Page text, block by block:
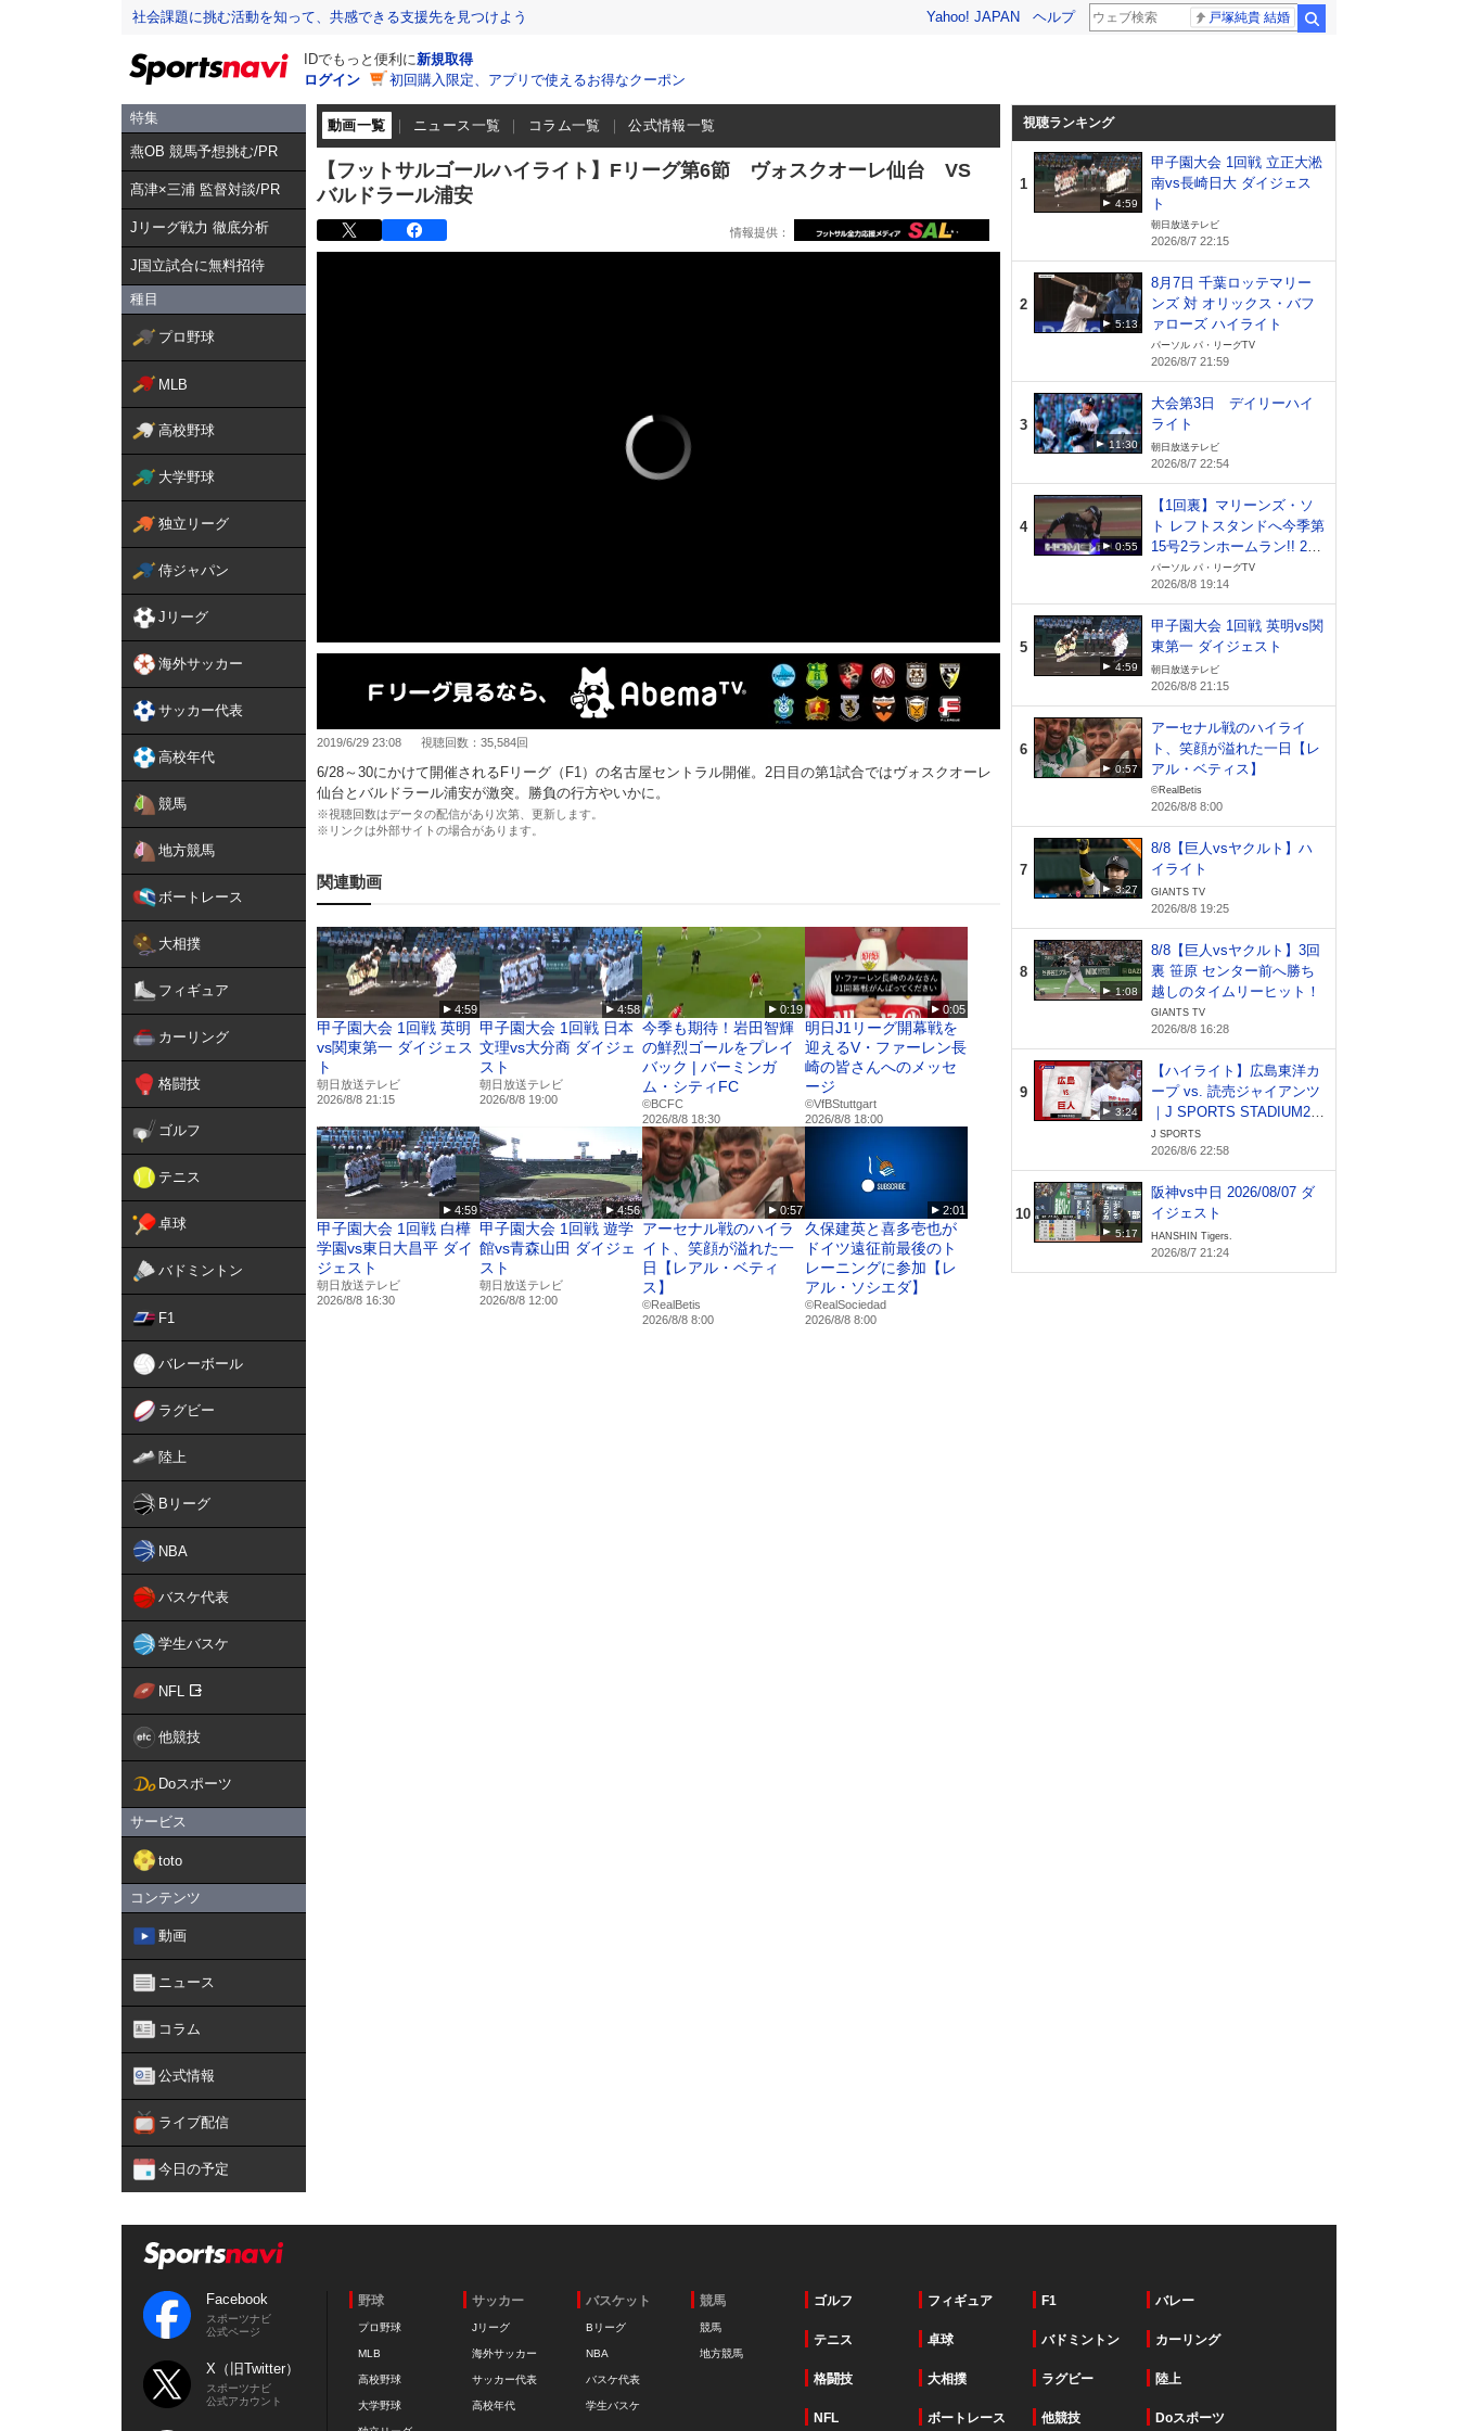
社会課題に挑む活動を知って、共感できる支援先を見つけよう Yahoo! JAPAN ヘルプ 戸塚純貴 結婚
IDでもっと便利に新規取得
ログイン
初回購入限定、アプリで使えるお得なクーポン
特集
燕OB 競馬予想挑む/PR
髙津×三浦 監督対談/PR
Jリーグ戦力 徹底分析
J国立試合に無料招待
種目
プロ野球
MLB
高校野球
大学野球
独立リーグ
侍ジャパン
Jリーグ
海外サッカー
サッカー代表
高校年代
競馬
地方競馬
ボートレース
大相撲
フィギュア
カーリング
格闘技
ゴルフ
テニス
卓球
バドミントン
F1
バレーボール
ラグビー
陸上
Bリーグ
NBA
バスケ代表
学生バスケ
NFL
他競技
Doスポーツ
サービス
toto
コンテンツ
動画
ニュース
コラム
公式情報
ライブ配信
今日の予定
動画一覧 ニュース一覧 コラム一覧 公式情報一覧
【フットサルゴールハイライト】Fリーグ第6節 ヴォスクオーレ仙台 VS
バルドラール浦安
2019/6/29 23:08 視聴回数：35,584回
6/28～30にかけて開催されるFリーグ（F1）の名古屋セントラル開催。2日目の第1試合ではヴォスクオーレ
仙台とバルドラール浦安が激突。勝負の行方やいかに。
※視聴回数はデータの配信があり次第、更新します。
※リンクは外部サイトの場合があります。
関連動画
4:59
甲子園大会 1回戦 英明
vs関東第一 ダイジェス
ト
朝日放送テレビ
2026/8/8 21:15
4:58
甲子園大会 1回戦 日本
文理vs大分商 ダイジェ
スト
朝日放送テレビ
2026/8/8 19:00
0:19
今季も期待！岩田智輝
の鮮烈ゴールをプレイ
バック | バーミンガ
ム・シティFC
©BCFC
2026/8/8 18:30
0:05
明日J1リーグ開幕戦を
迎えるV・ファーレン長
崎の皆さんへのメッセ
ージ
©VfBStuttgart
2026/8/8 18:00
4:59
甲子園大会 1回戦 白樺
学園vs東日大昌平 ダイ
ジェスト
朝日放送テレビ
2026/8/8 16:30
4:56
甲子園大会 1回戦 遊学
館vs青森山田 ダイジェ
スト
朝日放送テレビ
2026/8/8 12:00
0:57
アーセナル戦のハイラ
イト、笑顔が溢れた一
日【レアル・ベティ
ス】
©RealBetis
2026/8/8 8:00
2:01
久保建英と喜多壱也が
ドイツ遠征前最後のト
レーニングに参加【レ
アル・ソシエダ】
©RealSociedad
2026/8/8 8:00
視聴ランキング
1
4:59
甲子園大会 1回戦 立正大淞
南vs長崎日大 ダイジェス
ト
朝日放送テレビ
2026/8/7 22:15
2
5:13
8月7日 千葉ロッテマリー
ンズ 対 オリックス・バフ
ァローズ ハイライト
パーソル パ・リーグTV
2026/8/7 21:59
3
11:30
大会第3日 デイリーハイ
ライト
朝日放送テレビ
2026/8/7 22:54
4
0:55
【1回裏】マリーンズ・ソ
ト レフトスタンドへ今季第
15号2ランホームラン!! 202
6年8月8日 千葉ロッテマリ
ーンズ 対 オリックス・バ
ファローズ
パーソル パ・リーグTV
2026/8/8 19:14
5
4:59
甲子園大会 1回戦 英明vs関
東第一 ダイジェスト
朝日放送テレビ
2026/8/8 21:15
6
0:57
アーセナル戦のハイライ
ト、笑顔が溢れた一日【レ
アル・ベティス】
©RealBetis
2026/8/8 8:00
7
3:27
8/8【巨人vsヤクルト】ハ
イライト
GIANTS TV
2026/8/8 19:25
8
1:08
8/8【巨人vsヤクルト】3回
裏 笹原 センター前へ勝ち
越しのタイムリーヒット！
GIANTS TV
2026/8/8 16:28
9
3:24
【ハイライト】広島東洋カ
ープ vs. 読売ジャイアンツ
｜J SPORTS STADIUM20
26（8月6日）
J SPORTS
2026/8/6 22:58
10
5:17
阪神vs中日 2026/08/07 ダ
イジェスト
HANSHIN Tigers.
2026/8/7 21:24
Facebook
スポーツナビ
公式ページ
X（旧Twitter）
スポーツナビ
公式アカウント
野球
プロ野球
MLB
高校野球
大学野球
サッカー
Jリーグ
海外サッカー
サッカー代表
高校年代
バスケット
Bリーグ
NBA
バスケ代表
学生バスケ
競馬
競馬
地方競馬
ゴルフ フィギュア F1 バレー
テニス 卓球 バドミントン カーリング
格闘技 大相撲 ラグビー 陸上
NFL ボートレース 他競技 Doスポーツ